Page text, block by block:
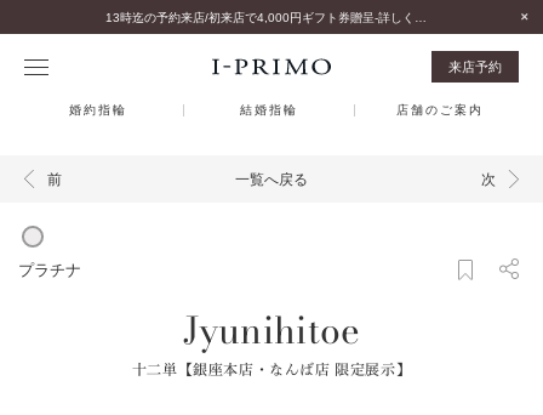
来店予約
婚約指輪 結婚指輪 店舗のご案内
前 一覧へ戻る 次
プラチナ
Jyunihitoe
十二単【銀座本店・なんば店 限定展示】